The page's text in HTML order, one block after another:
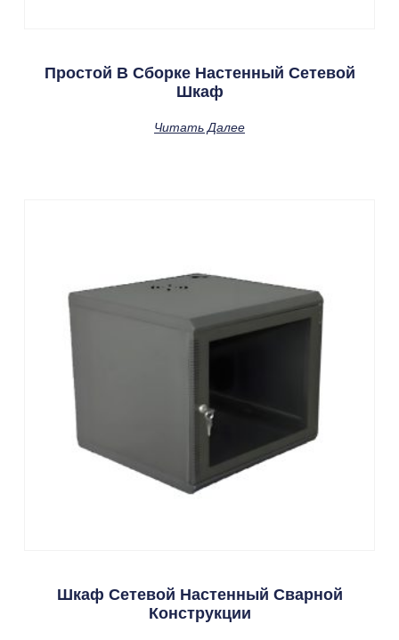
Простой В Сборке Настенный Сетевой
Шкаф
Читать Далее
Шкаф Сетевой Настенный Сварной
Конструкции